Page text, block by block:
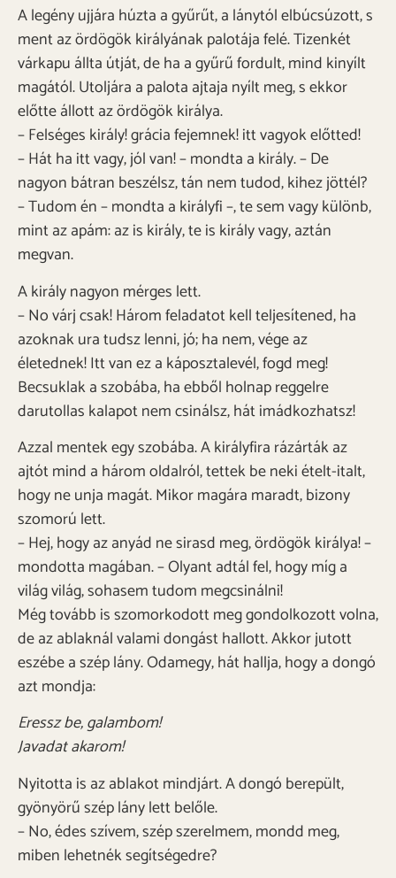
A legény ujjára húzta a gyűrűt, a lánytól elbúcsúzott, s
ment az ördögök királyának palotája felé. Tizenkét
várkapu állta útját, de ha a gyűrű fordult, mind kinyílt
magától. Utoljára a palota ajtaja nyílt meg, s ekkor
előtte állott az ördögök királya.
– Felséges király! grácia fejemnek! itt vagyok előtted!
– Hát ha itt vagy, jól van! – mondta a király. – De
nagyon bátran beszélsz, tán nem tudod, kihez jöttél?
– Tudom én – mondta a királyfi –, te sem vagy különb,
mint az apám: az is király, te is király vagy, aztán
megvan.
A király nagyon mérges lett.
– No várj csak! Három feladatot kell teljesítened, ha
azoknak ura tudsz lenni, jó; ha nem, vége az
életednek! Itt van ez a káposztalevél, fogd meg!
Becsuklak a szobába, ha ebből holnap reggelre
darutollas kalapot nem csinálsz, hát imádkozhatsz!
Azzal mentek egy szobába. A királyfira rázárták az
ajtót mind a három oldalról, tettek be neki ételt-italt,
hogy ne unja magát. Mikor magára maradt, bizony
szomorú lett.
– Hej, hogy az anyád ne sirasd meg, ördögök királya! –
mondotta magában. – Olyant adtál fel, hogy míg a
világ világ, sohasem tudom megcsinálni!
Még tovább is szomorkodott meg gondolkozott volna,
de az ablaknál valami dongást hallott. Akkor jutott
eszébe a szép lány. Odamegy, hát hallja, hogy a dongó
azt mondja:
Eressz be, galambom!
Javadat akarom!
Nyitotta is az ablakot mindjárt. A dongó berepült,
gyönyörű szép lány lett belőle.
– No, édes szívem, szép szerelmem, mondd meg,
miben lehetnék segítségedre?